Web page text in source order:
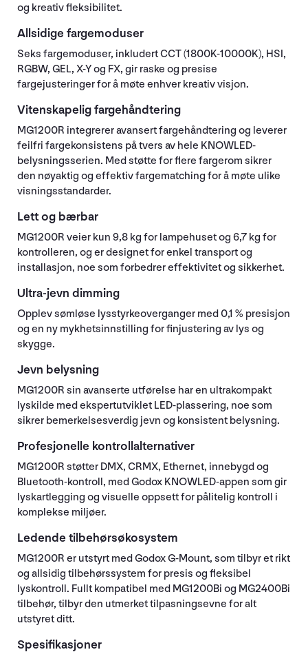
og kreativ fleksibilitet.
Allsidige fargemoduser
Seks fargemoduser, inkludert CCT (1800K-10000K), HSI,
RGBW, GEL, X-Y og FX, gir raske og presise
fargejusteringer for å møte enhver kreativ visjon.
Vitenskapelig fargehåndtering
MG1200R integrerer avansert fargehåndtering og leverer
feilfri fargekonsistens på tvers av hele KNOWLED-
belysningsserien. Med støtte for flere fargerom sikrer
den nøyaktig og effektiv fargematching for å møte ulike
visningsstandarder.
Lett og bærbar
MG1200R veier kun 9,8 kg for lampehuset og 6,7 kg for
kontrolleren, og er designet for enkel transport og
installasjon, noe som forbedrer effektivitet og sikkerhet.
Ultra-jevn dimming
Opplev sømløse lysstyrkeoverganger med 0,1 % presisjon
og en ny mykhetsinnstilling for finjustering av lys og
skygge.
Jevn belysning
MG1200R sin avanserte utførelse har en ultrakompakt
lyskilde med ekspertutviklet LED-plassering, noe som
sikrer bemerkelsesverdig jevn og konsistent belysning.
Profesjonelle kontrollalternativer
MG1200R støtter DMX, CRMX, Ethernet, innebygd og
Bluetooth-kontroll, med Godox KNOWLED-appen som gir
lyskartlegging og visuelle oppsett for pålitelig kontroll i
komplekse miljøer.
Ledende tilbehørsøkosystem
MG1200R er utstyrt med Godox G-Mount, som tilbyr et rikt
og allsidig tilbehørssystem for presis og fleksibel
lyskontroll. Fullt kompatibel med MG1200Bi og MG2400Bi
tilbehør, tilbyr den utmerket tilpasningsevne for alt
utstyret ditt.
Spesifikasjoner